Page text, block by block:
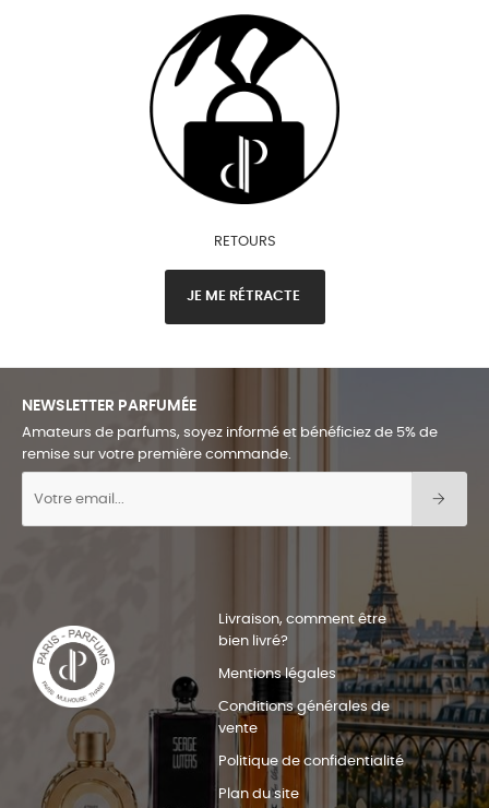
RETOURS
JE ME RÉTRACTE
NEWSLETTER PARFUMÉE
Amateurs de parfums, soyez informé et bénéficiez de 5% de
remise sur votre première commande.
Livraison, comment être
bien livré?
Mentions légales
Conditions générales de
vente
Politique de confidentialité
Plan du site